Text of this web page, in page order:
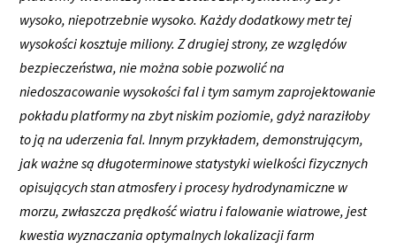
wysoko, niepotrzebnie wysoko. Każdy dodatkowy metr tej
wysokości kosztuje miliony. Z drugiej strony, ze względów
bezpieczeństwa, nie można sobie pozwolić na
niedoszacowanie wysokości fal i tym samym zaprojektowanie
pokładu platformy na zbyt niskim poziomie, gdyż naraziłoby
to ją na uderzenia fal. Innym przykładem, demonstrującym,
jak ważne są długoterminowe statystyki wielkości fizycznych
opisujących stan atmosfery i procesy hydrodynamiczne w
morzu, zwłaszcza prędkość wiatru i falowanie wiatrowe, jest
kwestia wyznaczania optymalnych lokalizacji farm